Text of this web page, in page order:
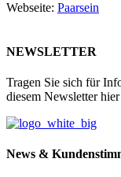
Webseite: Paarsein
NEWSLETTER
Tragen Sie sich für
diesem Newsletter
News &